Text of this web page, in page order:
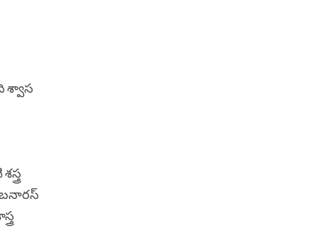
శ్వాస
బనారస్